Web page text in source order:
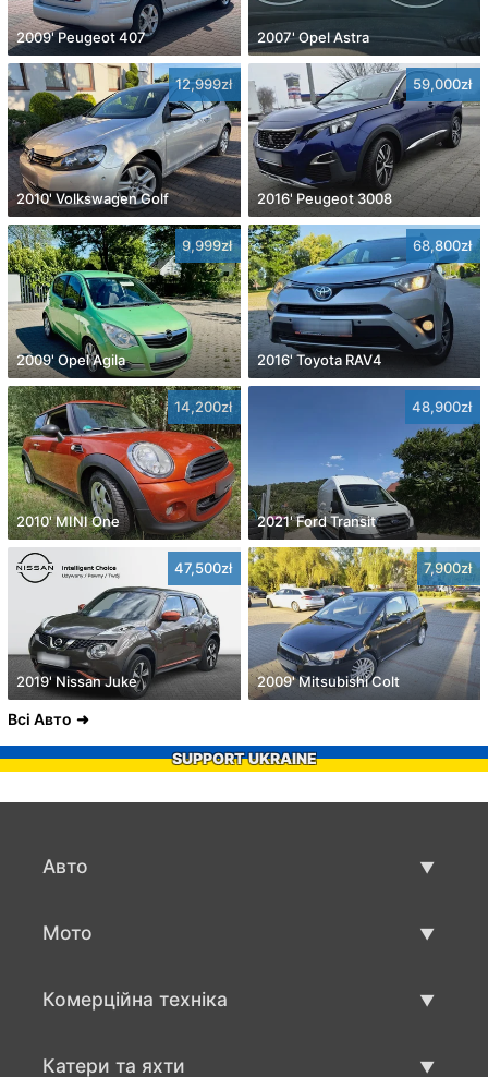
2009' Peugeot 407 2007' Opel Astra
12,999zł
2010' Volkswagen Golf
59,000zł
2016' Peugeot 3008
9,999zł
2009' Opel Agila
68,800zł
2016' Toyota RAV4
14,200zł
2010' MINI One
48,900zł
2021' Ford Transit
47,500zł
2019' Nissan Juke
7,900zł
2009' Mitsubishi Colt
Всі Авто
SUPPORT UKRAINE
Авто
Мото
Комерційна техніка
Катери та яхти